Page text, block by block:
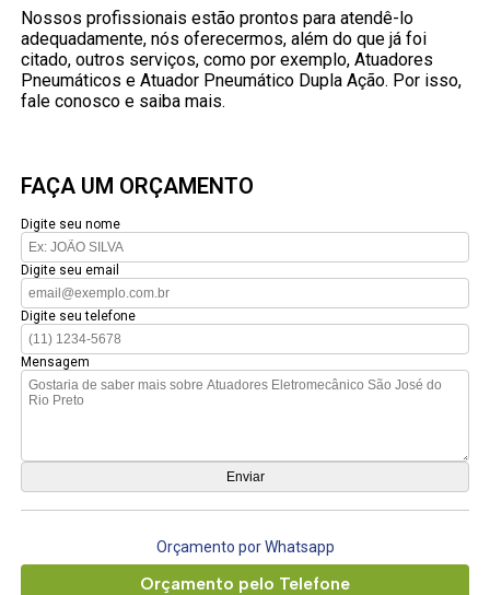
Nossos profissionais estão prontos para atendê-lo
adequadamente, nós oferecermos, além do que já foi
citado, outros serviços, como por exemplo, Atuadores
Pneumáticos e Atuador Pneumático Dupla Ação. Por isso,
fale conosco e saiba mais.
FAÇA UM ORÇAMENTO
Digite seu nome
Digite seu email
Digite seu telefone
Mensagem
Orçamento por Whatsapp
Orçamento pelo Telefone